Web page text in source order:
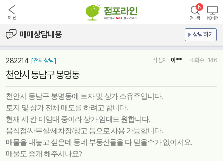
매매상담내용 상담하기
282214 [전체상담] 작성자 : 이** 조회수 : 146
천안시 동남구 봉명동
천안시 동남구 봉명동에 토자 및 상가 소유주입니다.
토지 및 상가 전체 매도를 하려고 합니다.
현재 세 칸 미임대 중이라 상가 임대도 원합니다.
음식점/사무실/세차장/창고 등으로 사용 가능합니다.
매물을 내놓고 싶은데 동네 부동산들을 다 믿을수가 없어서요.
매물도 중개 해주시나요?